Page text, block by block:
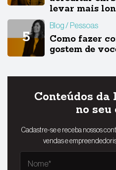
levar mais
Blog Pessoas
Como fazer
gostem de
Conteúdos da
no
Cadastre-se e receba nossos
vendas e